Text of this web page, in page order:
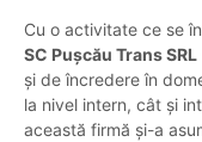
Cu o activitate ce se
SC Pușcău Trans SRL
și de încredere în
la nivel intern, cât și
această firmă și-a